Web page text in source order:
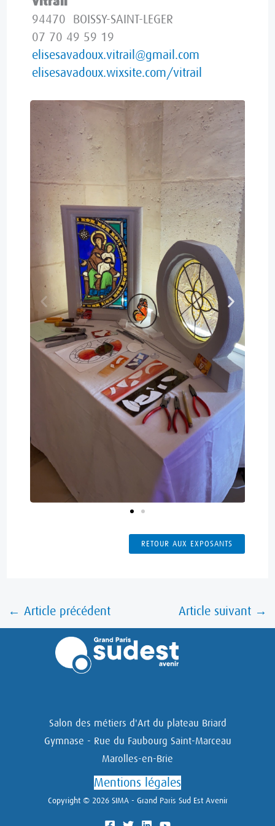
94470 BOISSY-SAINT-LEGER
07 70 49 59 19
elisesavadoux.vitrail@gmail.com
elisesavadoux.wixsite.com/vitrail
RETOUR AUX EXPOSANTS
← Article précédent Article suivant →
Salon des métiers d'Art du plateau Briard
Gymnase - Rue du Faubourg Saint-Marceau
Marolles-en-Brie
Mentions légales
Copyright © 2026 SIMA - Grand Paris Sud Est Avenir